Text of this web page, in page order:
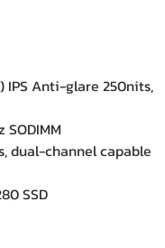
IPS Anti-glare 250nits,
dual-channel capable
SSD